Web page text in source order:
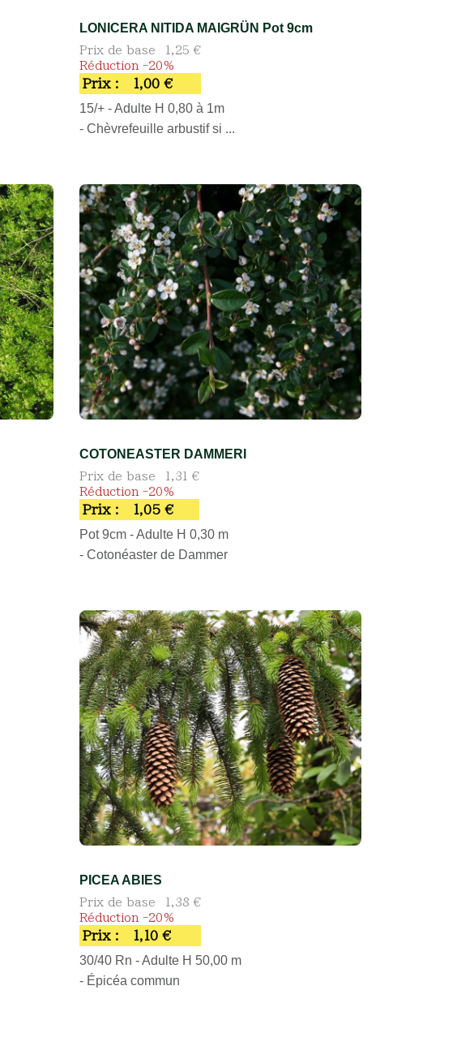
LONICERA NITIDA MAIGRÜN Pot 9cm
Prix de base
1,25 €
Réduction -20%
Prix : 1,00 €
15/+ - Adulte H 0,80 à 1m
- Chèvrefeuille arbustif si ...
COTONEASTER DAMMERI
Prix de base
1,31 €
Réduction -20%
Prix : 1,05 €
Pot 9cm - Adulte H 0,30 m
- Cotonéaster de Dammer
PICEA ABIES
Prix de base
1,38 €
Réduction -20%
Prix : 1,10 €
30/40 Rn - Adulte H 50,00 m
- Épicéa commun